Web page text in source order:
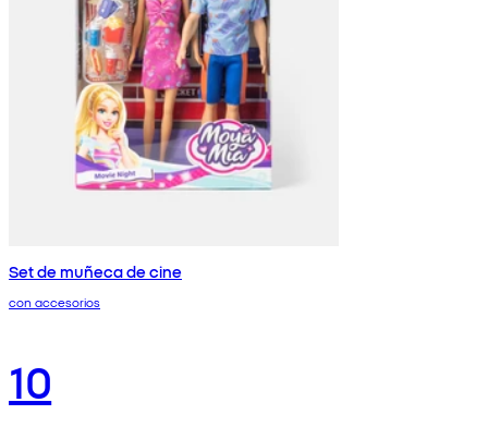
Set de muñeca de cine
con accesorios
10